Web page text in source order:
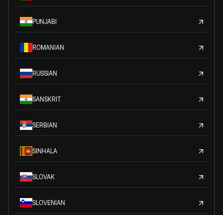
PUNJABI
ROMANIAN
RUSSIAN
SANSKRIT
SERBIAN
SINHALA
SLOVAK
SLOVENIAN